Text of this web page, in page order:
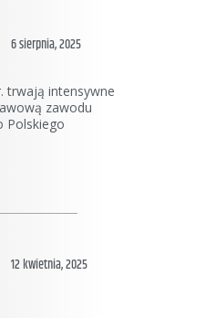
6 sierpnia, 2025
trwają intensywne
zawodu
Polskiego
12 kwietnia, 2025